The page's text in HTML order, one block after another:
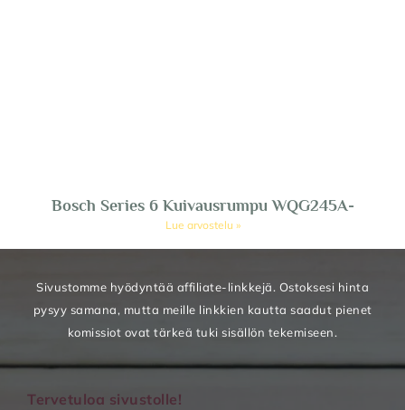
Bosch Series 6 Kuivausrumpu WQG245A-
Lue arvostelu »
Sivustomme hyödyntää affiliate-linkkejä. Ostoksesi hinta
pysyy samana, mutta meille linkkien kautta saadut pienet
komissiot ovat tärkeä tuki sisällön tekemiseen.
Tervetuloa sivustolle!